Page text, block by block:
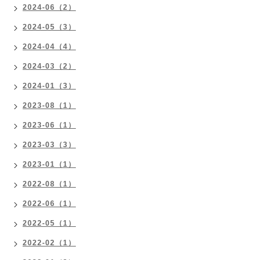
2024-06（2）
2024-05（3）
2024-04（4）
2024-03（2）
2024-01（3）
2023-08（1）
2023-06（1）
2023-03（3）
2023-01（1）
2022-08（1）
2022-06（1）
2022-05（1）
2022-02（1）